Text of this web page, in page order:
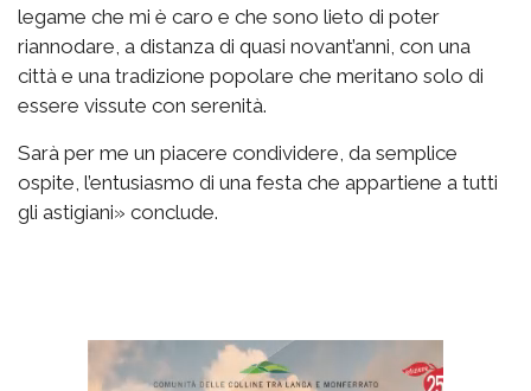
legame che mi è caro e che sono lieto di poter
riannodare, a distanza di quasi novant’anni, con una
città e una tradizione popolare che meritano solo di
essere vissute con serenità.
Sarà per me un piacere condividere, da semplice
ospite, l’entusiasmo di una festa che appartiene a tutti
gli astigiani» conclude.